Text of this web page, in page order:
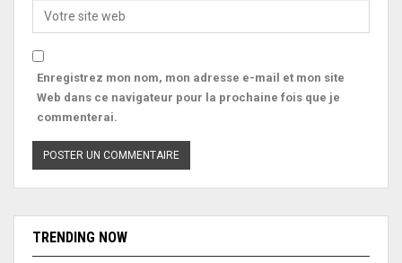
Enregistrez mon nom, mon adresse e-mail et mon site
Web dans ce navigateur pour la prochaine fois que je
commenterai.
TRENDING NOW